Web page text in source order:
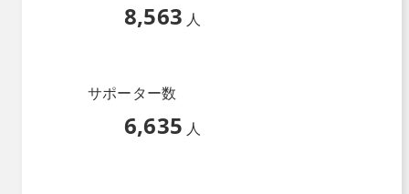
8,563 人
サポーター数
6,635 人